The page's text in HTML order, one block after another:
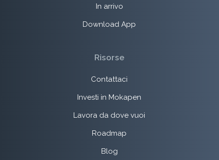
In arrivo
Download App
Risorse
Contattaci
Investi in Mokapen
Lavora da dove vuoi
Roadmap
Blog